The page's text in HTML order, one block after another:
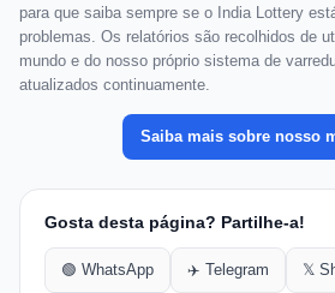
para que saiba sempre se o India Lottery
problemas. Os relatórios são recolhidos de
mundo e do nosso próprio sistema de
atualizados continuamente.
Saiba mais sobre nosso
Gosta desta página? Partilhe-a!
🟢 WhatsApp ✈️ Telegram 𝕏